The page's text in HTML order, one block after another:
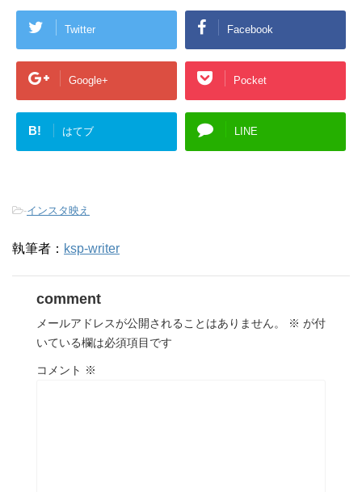
Twitter Facebook
Google+ Pocket
B! はてブ LINE
-インスタ映え
執筆者： ksp-writer
comment
メールアドレスが公開されることはありません。 ※ が付
いている欄は必須項目です
コメント ※